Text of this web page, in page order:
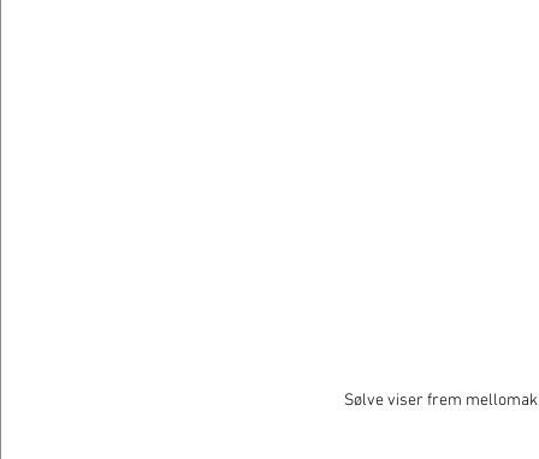
Sølve viser frem